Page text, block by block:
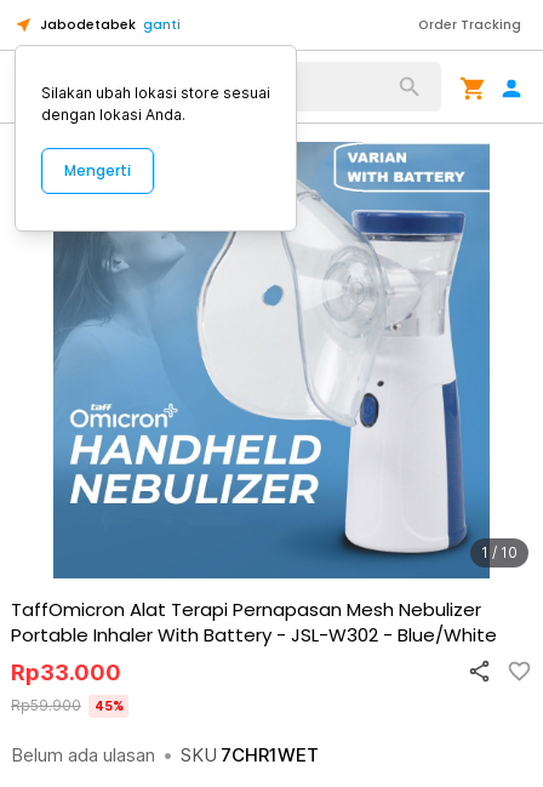
Jabodetabek ganti Order Tracking
Alat Kopi
1 / 10
TaffOmicron Alat Terapi Pernapasan Mesh Nebulizer
Portable Inhaler With Battery - JSL-W302 - Blue/White
Belum ada ulasan • SKU 7CHR1WET
Rp33.000
Rp59.900 45%
Silakan ubah lokasi store sesuai
dengan lokasi Anda.
Mengerti